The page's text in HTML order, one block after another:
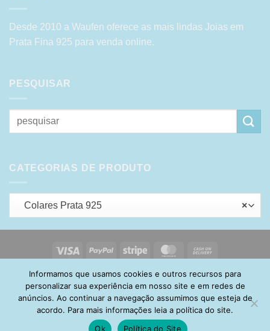
Desde 2010 a Waufen oferece as mais lindas Joias em
Prata Fina 925 para venda online.
PESQUISAR
Pesquisar
por:
CATEGORIAS DE PRODUTO
×
Colares Prata 925
Visa PayPal Stripe MasterCard
Delivery
HOME SOBRE POLÍTICA DE PRIVACIDADE
ENTREGA
TROCA E DEVOLUÇÃO
GARANTIA FAQ
CARRINHO
MINHA CONTA
CONTATO
Informamos que usamos cookies e outros recursos para
personalizar sua experiência em nosso site e em redes de
anúncios. Ao continuar a navegação assumimos que esteja de
acordo. Para mais informações leia a política do site.
Ok
Política do Site